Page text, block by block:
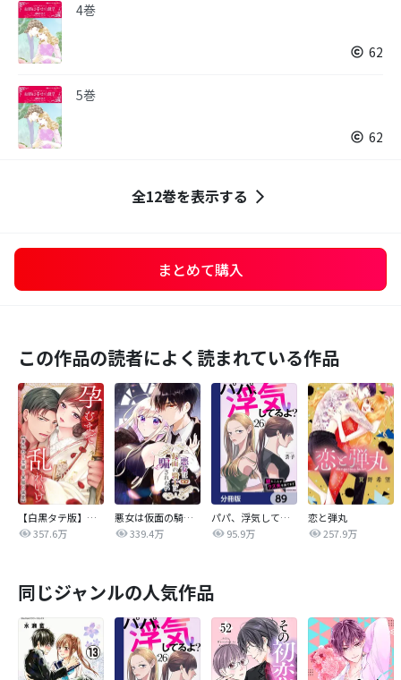
4巻
62
5巻
62
全12巻を表示する
まとめて購入
この作品の読者によく読まれている作品
【白黒タテ版】孕むまで乱れいけ～身代わり花嫁と軍服の猛愛
357.6万
悪女は仮面の騎士に騙されない
339.4万
パパ、浮気してるよ？娘と二人でクズ夫を捨てます【分冊版】
95.9万
恋と弾丸
257.9万
同じジャンルの人気作品